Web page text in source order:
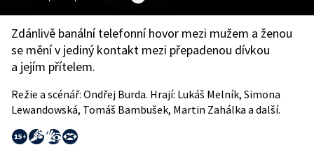
Zdánlivě banální telefonní hovor mezi mužem a ženou
se mění v jediný kontakt mezi přepadenou dívkou
a jejím přítelem.
Režie a scénář: Ondřej Burda. Hrají: Lukáš Melník, Simona
Lewandowská, Tomáš Bambušek, Martin Zahálka a další.